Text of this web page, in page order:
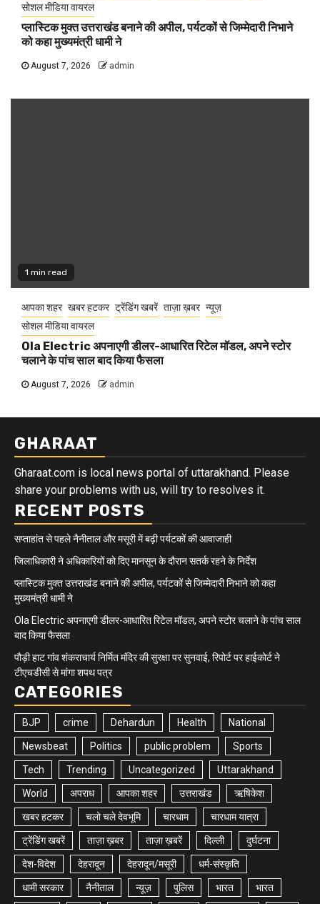
सोशल मीडिया वायरल
प्लास्टिक मुक्त उत्तराखंड बनाने की अपील, पर्यटकों से जिम्मेदारी निभाने
को कहा मुख्यमंत्री धामी ने
August 7, 2026 admin
1 min read
आपका शहर खबर हटकर ट्रेंडिंग खबरें ताज़ा ख़बर न्यूज़
सोशल मीडिया वायरल
Ola Electric अपनाएगी डीलर-आधारित रिटेल मॉडल, अपने स्टोर
चलाने के पांच साल बाद किया फैसला
August 7, 2026 admin
GHARAAT
Gharaat.com is local news portal of uttarakhand. Please
share your problems with us, will try to resolves it.
RECENT POSTS
सप्ताहांत से पहले नैनीताल और मसूरी में बढ़ी पर्यटकों की आवाजाही
जिलाधिकारी ने अधिकारियों को दिए मानसून के दौरान सतर्क रहने के निर्देश
प्लास्टिक मुक्त उत्तराखंड बनाने की अपील, पर्यटकों से जिम्मेदारी निभाने को कहा
मुख्यमंत्री धामी ने
Ola Electric अपनाएगी डीलर-आधारित रिटेल मॉडल, अपने स्टोर चलाने के पांच साल
बाद किया फैसला
पौड़ी हाट गांव शंकराचार्य निर्मित मंदिर की सुरक्षा पर सुनवाई, रिपोर्ट पर हाईकोर्ट ने
टीएचडीसी से मांगा शपथ पत्र
CATEGORIES
BJP crime Dehardun Health National
Newsbeat Politics public problem Sports
Tech Trending Uncategorized Uttarakhand
World अपराध आपका शहर उत्तराखंड ऋषिकेश
खबर हटकर चलो चले देवभूमि चारधाम चारधाम यात्रा
ट्रेंडिंग खबरें ताज़ा ख़बर ताज़ा ख़बरें दिल्ली दुर्घटना
देश-विदेश देहरादून देहरादून/मसूरी धर्म-संस्कृति
धामी सरकार नैनीताल न्यूज़ पुलिस भारत भारत